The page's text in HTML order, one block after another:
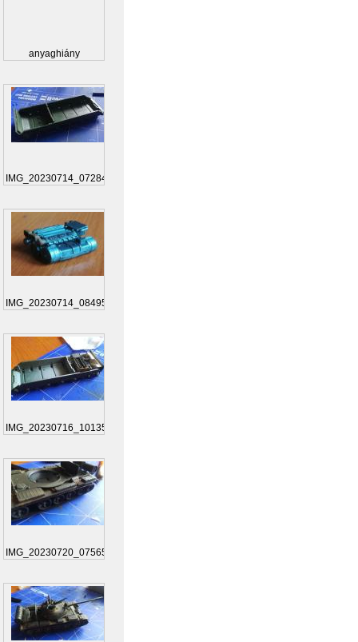
anyaghiány
IMG_20230714_072845
IMG_20230714_084955
IMG_20230716_101354
IMG_20230720_075656